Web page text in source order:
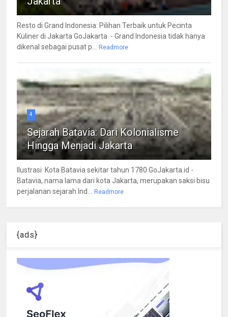
Resto di Grand Indonesia: Pilihan Terbaik untuk Pecinta
Kuliner di Jakarta GoJakarta - Grand Indonesia tidak hanya
dikenal sebagai pusat p... Readmore
4
Sejarah Batavia: Dari Kolonialisme
Hingga Menjadi Jakarta
Ilustrasi Kota Batavia sekitar tahun 1780 GoJakarta.id -
Batavia, nama lama dari kota Jakarta, merupakan saksi bisu
perjalanan sejarah Ind... Readmore
{ads}